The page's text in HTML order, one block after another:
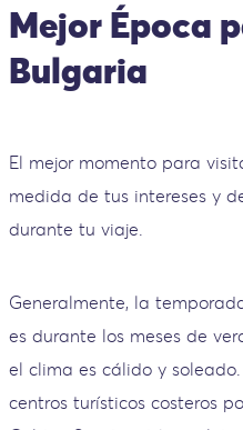
Mejor Época
Bulgaria
El mejor momento para
medida de tus intereses y
durante tu viaje.
Generalmente, la
es durante los meses de
el clima es cálido y
centros turísticos costeros